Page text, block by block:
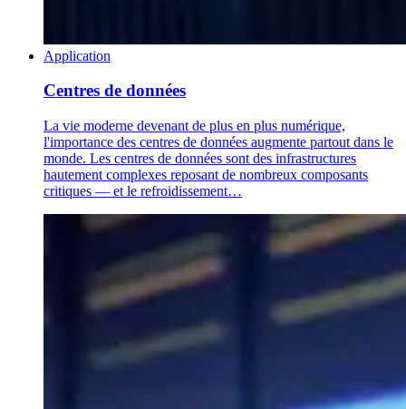
Application
Centres de données
La vie moderne devenant de plus en plus numérique,
l'importance des centres de données augmente partout dans le
monde. Les centres de données sont des infrastructures
hautement complexes reposant de nombreux composants
critiques — et le refroidissement…